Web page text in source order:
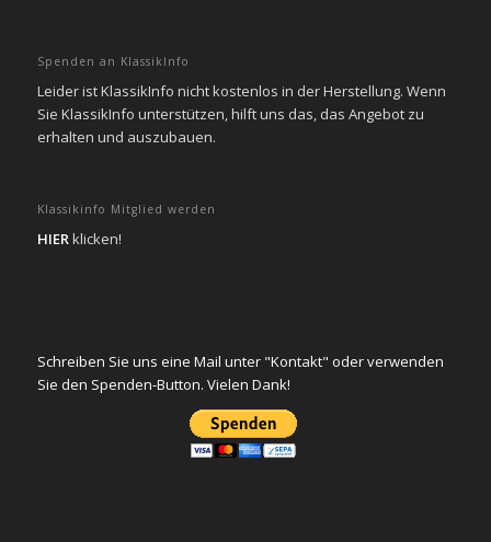
Spenden an KlassikInfo
Leider ist KlassikInfo nicht kostenlos in der Herstellung. Wenn
Sie KlassikInfo unterstützen, hilft uns das, das Angebot zu
erhalten und auszubauen.
Klassikinfo Mitglied werden
HIERklicken!
Schreiben Sie uns eine Mail unter "Kontakt" oder verwenden
Sie den Spenden-Button. Vielen Dank!